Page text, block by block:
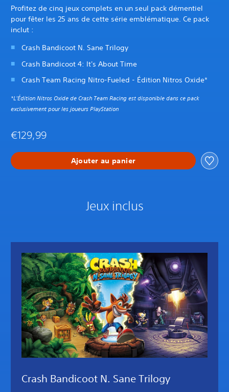
Profitez de cinq jeux complets en un seul pack démentiel
pour fêter les 25 ans de cette série emblématique. Ce pack
inclut :
Crash Bandicoot N. Sane Trilogy
Crash Bandicoot 4: It's About Time
Crash Team Racing Nitro-Fueled - Édition Nitros Oxide*
*L'Édition Nitros Oxide de Crash Team Racing est disponible dans ce pack
exclusivement pour les joueurs PlayStation
€129,99
Ajouter au panier
Jeux inclus
Crash Bandicoot N. Sane Trilogy